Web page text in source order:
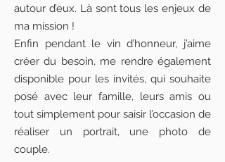
autour d’eux. Là sont tous les enjeux de
ma mission !
Enfin pendant le vin d’honneur, j’aime
créer du besoin, me rendre également
disponible pour les invités, qui souhaite
posé avec leur famille, leurs amis ou
tout simplement pour saisir l’occasion de
réaliser un portrait, une photo de
couple.